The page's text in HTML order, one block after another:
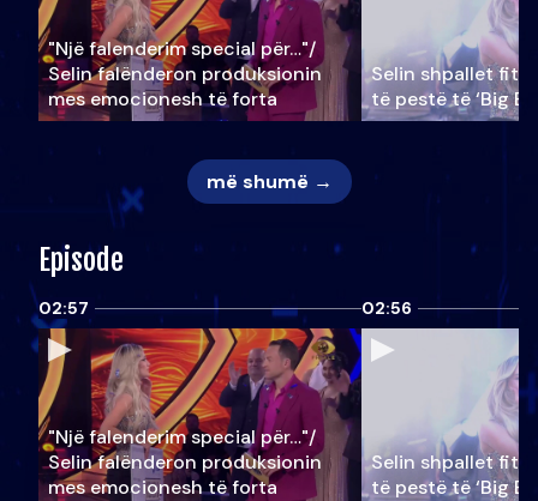
"Një falenderim special për…"/
Selin falënderon produksionin
mes emocionesh të forta
Selin shpallet
të pestë të ‘Big
më shumë →
Episode
02:57
"Një falenderim special për…"/
Selin falënderon produksionin
mes emocionesh të forta
02:56
Selin shpallet
të pestë të ‘Big